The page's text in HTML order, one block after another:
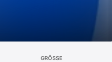
GRÖSSE